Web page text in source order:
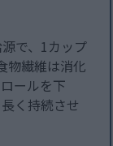
で、1カップ
物繊維は消化
ールを下
く持続させ